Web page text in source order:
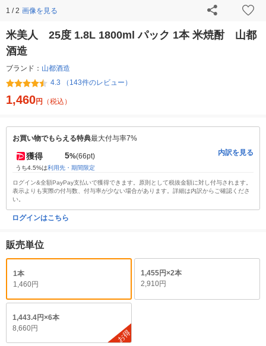
1 / 2 画像を見る
米美人 25度 1.8L 1800ml パック 1本 米焼酎 山都
酒造
ブランド： 山都酒造
4.3 （143件のレビュー）
1,460円 （税込）
お買い物でもらえる特典最大付与率7%
獲得 5%(66pt)
うち4.5%は利用先・期間限定
内訳を見る
ログイン&全額PayPay支払いで獲得できます。原則として税抜金額に対し付与されます。
表示よりも実際の付与数、付与率が少ない場合があります。詳細は内訳からご確認くださ
い。
ログインはこちら
販売単位
1本
1,460円
1,455円×2本
2,910円
1,443.4円×6本
8,660円
お得